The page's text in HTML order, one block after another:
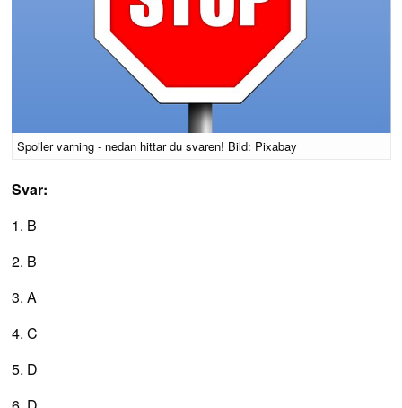
Spoiler varning - nedan hittar du svaren! Bild: Pixabay
Svar:
1. B
2. B
3. A
4. C
5. D